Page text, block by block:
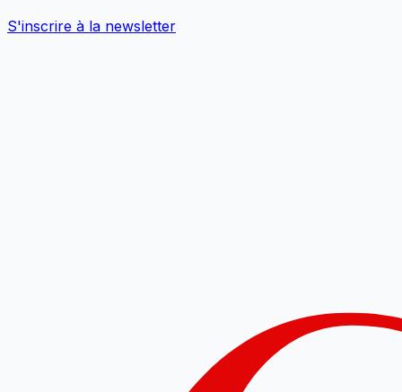
S'inscrire à la newsletter